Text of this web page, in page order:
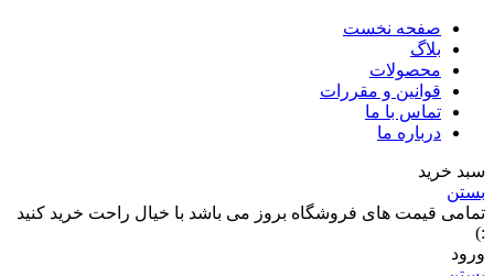
صفحه نخست
بلاگ
محصولات
قوانین و مقررات
تماس با ما
درباره ما
سبد خرید
بستن
تمامی قیمت های فروشگاه بروز می باشد با خیال راحت خرید کنید
:)
ورود